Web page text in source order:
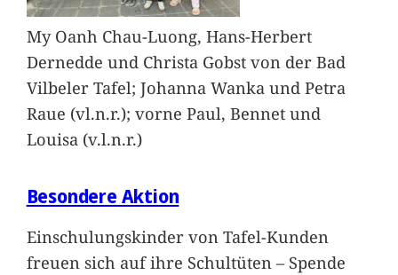
My Oanh Chau-Luong, Hans-Herbert
Dernedde und Christa Gobst von der Bad
Vilbeler Tafel; Johanna Wanka und Petra
Raue (vl.n.r.); vorne Paul, Bennet und
Louisa (v.l.n.r.)
Besondere Aktion
Einschulungskinder von Tafel-Kunden
freuen sich auf ihre Schultüten – Spende